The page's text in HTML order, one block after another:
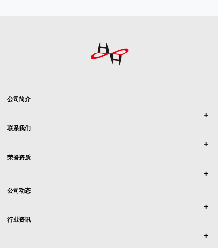
公司简介
联系我们
荣誉资质
公司动态
行业资讯